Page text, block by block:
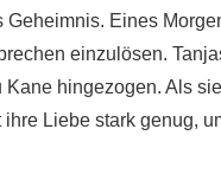
Eines
einzulösen.
hingezogen. Als
Liebe stark genug,